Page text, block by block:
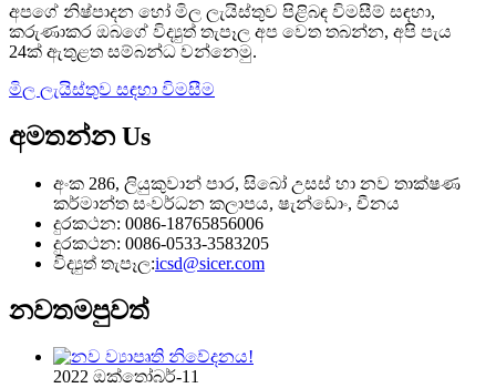
අපගේ නිෂ්පාදන හෝ මිල ලැයිස්තුව පිළිබඳ විමසීම් සඳහා,
කරුණාකර ඔබගේ විද්‍යුත් තැපෑල අප වෙත තබන්න, අපි පැය
24ක් ඇතුළත සම්බන්ධ වන්නෙමු.
මිල ලැයිස්තුව සඳහා විමසීම
අමතන්නUs
අංක 286, ලියුකුවාන් පාර, සිබෝ උසස් හා නව තාක්ෂණ
කර්මාන්ත සංවර්ධන කලාපය, ෂැන්ඩොං, චීනය
දුරකථන: 0086-18765856006
දුරකථන: 0086-0533-3583205
විද්‍යුත් තැපෑල:icsd@sicer.com
නවතමපුවත්
2022 ඔක්තෝබර්-11